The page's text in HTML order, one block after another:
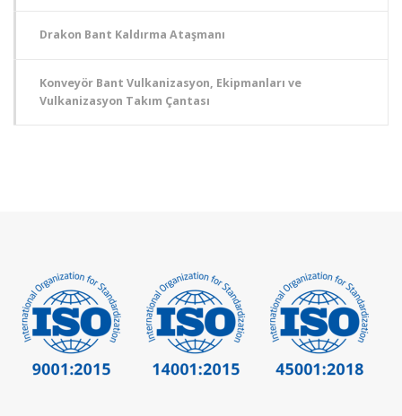
Drakon Bant Kaldırma Ataşmanı
Konveyör Bant Vulkanizasyon, Ekipmanları ve
Vulkanizasyon Takım Çantası